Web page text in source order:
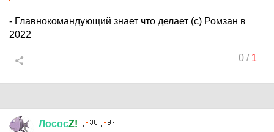
- Главнокомандующий знает что делает (с) Ромзан в
2022
0/ 1
ЛососZ!